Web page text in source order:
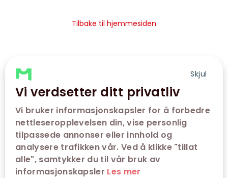
Skjul
Vi verdsetter ditt privatliv
Vi bruker informasjonskapsler for å forbedre
nettleseropplevelsen din, vise personlig
tilpassede annonser eller innhold og
analysere trafikken vår. Ved å klikke "tillat
alle", samtykker du til vår bruk av
informasjonskapsler Les mer
Tilbake til hjemmesiden